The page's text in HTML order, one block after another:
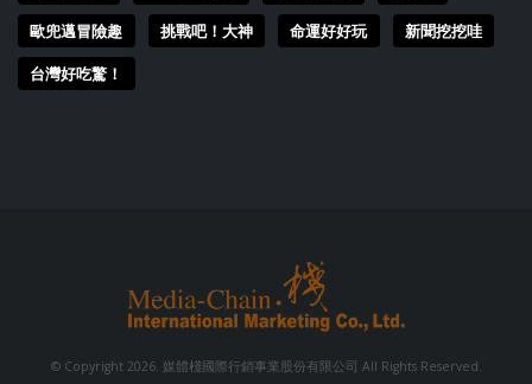
歐兜邁冒險趣
挑戰吧！大神 命運好好玩
新聞挖挖哇
台灣好吃驚！
© Copyright 2026. 媒體棧國際行銷事業股份有限公司 All Rights Reserved.